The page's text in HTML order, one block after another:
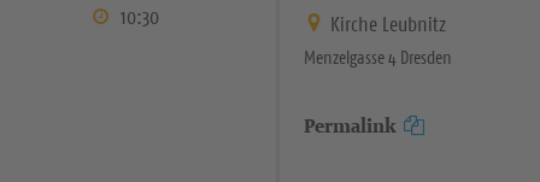
10:30 Kirche Leubnitz
Menzelgasse 4 Dresden
Permalink